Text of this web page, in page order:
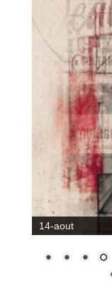
14-aout